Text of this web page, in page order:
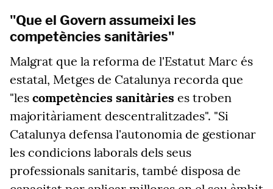
"Que el Govern assumeixi les
competències sanitàries"
Malgrat que la reforma de l'Estatut Marc és
estatal, Metges de Catalunya recorda que
"les competències sanitàries es troben
majoritàriament descentralitzades". "Si
Catalunya defensa l'autonomia de gestionar
les condicions laborals dels seus
professionals sanitaris, també disposa de